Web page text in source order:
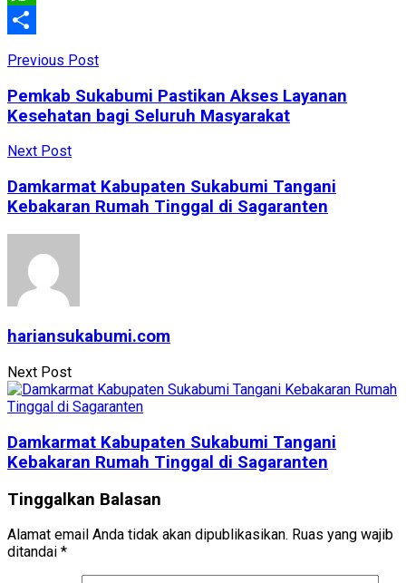
WhatsApp
Previous Post
Pemkab Sukabumi Pastikan Akses Layanan
Kesehatan bagi Seluruh Masyarakat
Next Post
Damkarmat Kabupaten Sukabumi Tangani
Kebakaran Rumah Tinggal di Sagaranten
hariansukabumi.com
Next Post
Damkarmat Kabupaten Sukabumi Tangani
Kebakaran Rumah Tinggal di Sagaranten
Tinggalkan Balasan
Alamat email Anda tidak akan dipublikasikan. Ruas yang wajib
ditandai *